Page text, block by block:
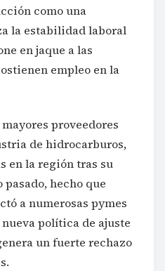
como una
la estabilidad laboral
en jaque a las
empleo en la
proveedores
de hidrocarburos,
en la región tras su
hecho que
a numerosas pymes
política de ajuste
un fuerte rechazo